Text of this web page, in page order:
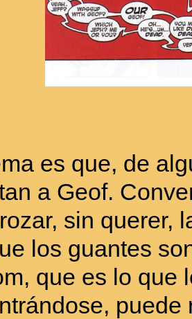
es que, de
a Geof.
sin querer,
los guantes
que es lo que
puede